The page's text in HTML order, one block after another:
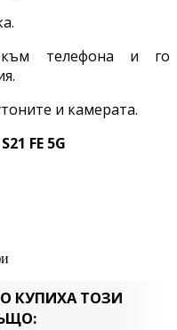
към телефона и го
и камерата.
S21 FE 5G
КУПИХА ТОЗИ